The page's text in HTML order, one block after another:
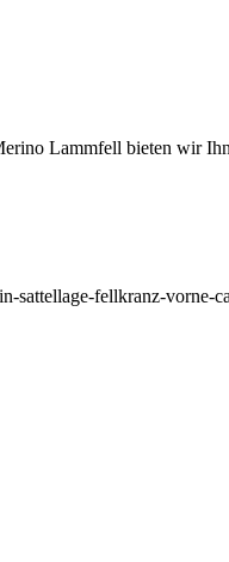
Lammfell bieten wir